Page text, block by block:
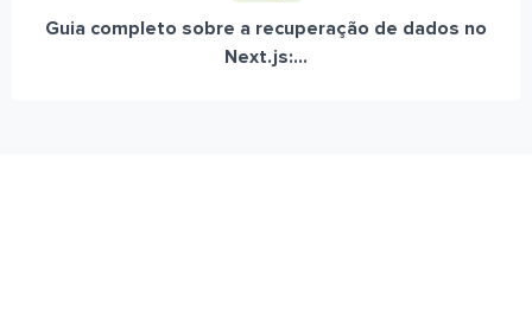
Guia completo sobre a recuperação de dados no
Next.js:...